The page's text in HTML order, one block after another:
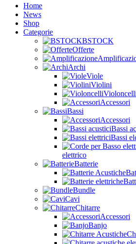
Home
News
Shop
Categorie
BSTOCK
Offerte
Archi
Viole
Violini
Violoncelli
Accessori
Bassi
Accessori
Bassi
Bassi
elettrico
Batterie
Bundle
Cavi
Chitarre
Accessori
Banjo